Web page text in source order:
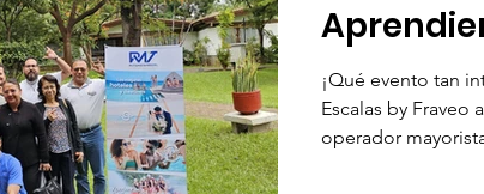
¡Qué evento tan
Escalas by Fraveo asistió a un desayuno organizado por el
operador